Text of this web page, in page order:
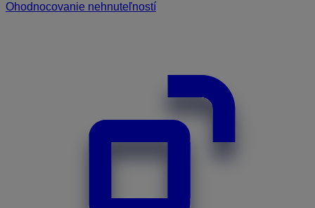
Ohodnocovanie nehnuteľností